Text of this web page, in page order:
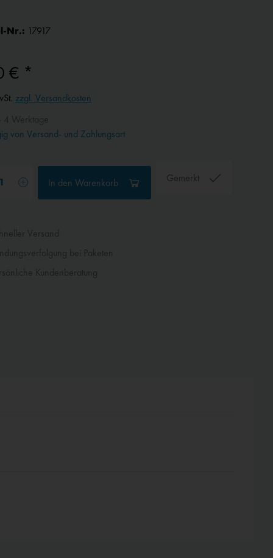
Nr.: 17917
€ *
zzgl. Versandkosten
von Versand- und Zahlungsart
In den Warenkorb Gemerkt